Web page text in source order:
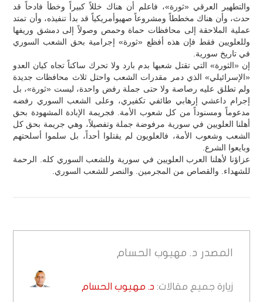
والتطهير العرقي «ثورة»، فاعلم أن هناك خللاً كبيراً وخطأ فادحاً قد
حدث، وأن هناك مخططاً ومشروعاً صهيوأمريكياً قد بدأ تنفيذه، وأن تمتد
عملية الملاحقة إلى محافظات حماة وحمص وصولاً إلى دمشق وريفها
وللعلويين فقط فإن هذه أفظع «ثورة» إجرامية بحق الشعب السوري
في تاريخ سورية.
إن «الثورة» التي تقتل شعبها بدم بارد ولا تحرك ساكناً تجاه كيان العدو
«الإسرائيلي» الذي دمر مقدرات الشعب واحتل ثلاث محافظات جديدة
ولم تطلق عليه رصاصة ولا حتى جملة رفض واحدة، ليست «ثورة»، بل
إجرام داعشي إرهابي طائفي تكفيري، وعلى الشعب السوري رفضه
مدعوماً ومسنوداً من كل شعوب الأمة. فجريمة الإبادة المشهودة بحق
أهلنا العلويين في سورية مرفوضة جملة وتفصيلاً، وهي جريمة بحق كل
الشعب وشعوب الأمة، فالعلويون لم يقتلوا أحداً، بل سلموا أسلحتهم
وبايعوا الشرع.
عزاؤنا لأهلنا العرب العلويين في سورية وللشعب السوري كله. الرحمة
للشهداء. والقصاص من المجرمين. والنصر للشعب السوري.
المصدر د. مهيوب الحسام
زيارة جميع مقالات: د. مهيوب الحسام